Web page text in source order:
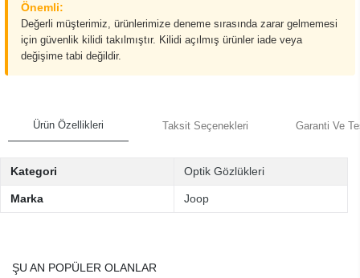
Önemli:
Değerli müşterimiz, ürünlerimize deneme sırasında zarar gelmemesi
için güvenlik kilidi takılmıştır. Kilidi açılmış ürünler iade veya
değişime tabi değildir.
Ürün Özellikleri Taksit Seçenekleri Garanti Ve
Kategori Optik Gözlükleri
Marka Joop
ŞU AN POPÜLER OLANLAR